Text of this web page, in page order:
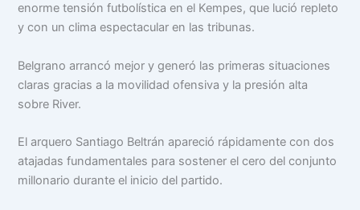
enorme tensión futbolística en el Kempes, que lució repleto
y con un clima espectacular en las tribunas.
Belgrano arrancó mejor y generó las primeras situaciones
claras gracias a la movilidad ofensiva y la presión alta
sobre River.
El arquero Santiago Beltrán apareció rápidamente con dos
atajadas fundamentales para sostener el cero del conjunto
millonario durante el inicio del partido.